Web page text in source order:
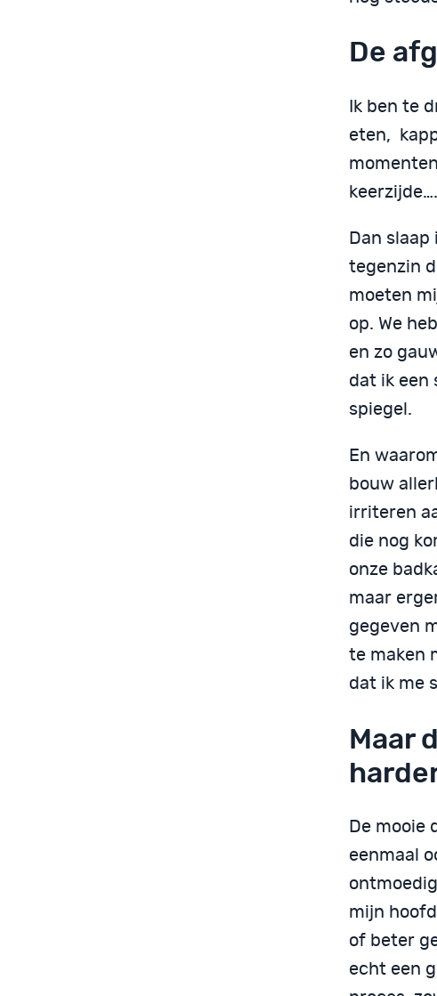
De
Ik ben te
eten,
Dan
tegenzin
moeten
op. We
en zo
dat ik een
spiegel.
En
bouw
irriteren
die nog
onze
maar
gegeven
te maken
dat ik me
Maar
De mooie
eenmaal
mijn
of beter
echt een